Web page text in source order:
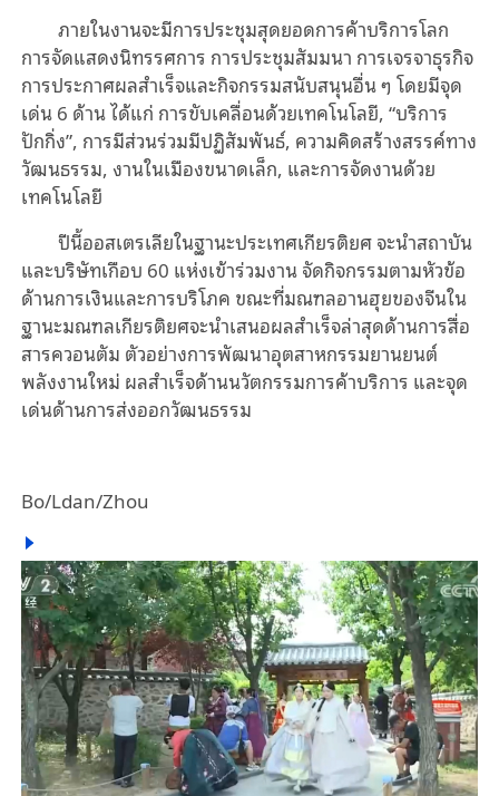
ภายในงานจะมีการประชุมสุดยอดการค้าบริการโลก
การจัดแสดงนิทรรศการ การประชุมสัมมนา การเจรจาธุรกิจ
การประกาศผลสำเร็จและกิจกรรมสนับสนุนอื่น ๆ โดยมีจุด
เด่น 6 ด้าน ได้แก่ การขับเคลื่อนด้วยเทคโนโลยี, “บริการ
ปักกิ่ง”, การมีส่วนร่วมมีปฏิสัมพันธ์, ความคิดสร้างสรรค์ทาง
วัฒนธรรม, งานในเมืองขนาดเล็ก, และการจัดงานด้วย
เทคโนโลยี
ปีนี้ออสเตรเลียในฐานะประเทศเกียรติยศ จะนำสถาบัน
และบริษัทเกือบ 60 แห่งเข้าร่วมงาน จัดกิจกรรมตามหัวข้อ
ด้านการเงินและการบริโภค ขณะที่มณฑลอานฮุยของจีนใน
ฐานะมณฑลเกียรติยศจะนำเสนอผลสำเร็จล่าสุดด้านการสื่อ
สารควอนตัม ตัวอย่างการพัฒนาอุตสาหกรรมยานยนต์
พลังงานใหม่ ผลสำเร็จด้านนวัตกรรมการค้าบริการ และจุด
เด่นด้านการส่งออกวัฒนธรรม
Bo/Ldan/Zhou